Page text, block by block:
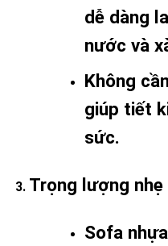
dễ dàng
nước và
Không
giúp tiết
sức.
Trọng lượng nhẹ
Sofa